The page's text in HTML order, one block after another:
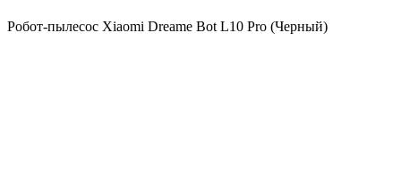
Робот-пылесос Xiaomi Dreame Bot L10 Pro (Черный)